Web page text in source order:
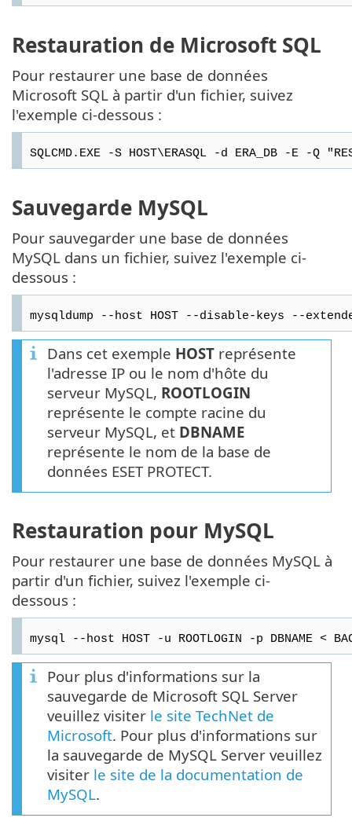
Restauration de Microsoft SQL
Pour restaurer une base de données
Microsoft SQL à partir d'un fichier, suivez
l'exemple ci-dessous :
SQLCMD.EXE -S HOST\ERASQL -d ERA_DB -E -Q
Sauvegarde MySQL
Pour sauvegarder une base de données
MySQL dans un fichier, suivez l'exemple ci-
dessous :
mysqldump --host HOST --disable-keys --
Dans cet exemple HOST représente
l'adresse IP ou le nom d'hôte du
serveur MySQL, ROOTLOGIN
représente le compte racine du
serveur MySQL, et DBNAME
représente le nom de la base de
données ESET PROTECT.
Restauration pour MySQL
Pour restaurer une base de données MySQL à
partir d'un fichier, suivez l'exemple ci-
dessous :
mysql --host HOST -u ROOTLOGIN -p DBNAME <
Pour plus d'informations sur la
sauvegarde de Microsoft SQL Server
veuillez visiter le site TechNet de
Microsoft. Pour plus d'informations sur
la sauvegarde de MySQL Server veuillez
visiter le site de la documentation de
MySQL.